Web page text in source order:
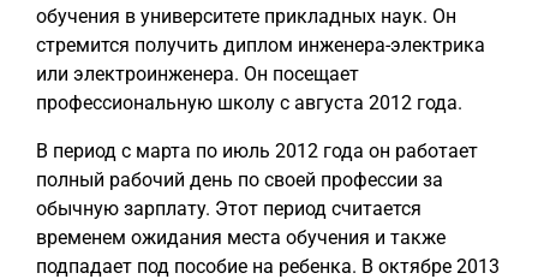
обучения в университете прикладных наук. Он
стремится получить диплом инженера-электрика
или электроинженера. Он посещает
профессиональную школу с августа 2012 года.
В период с марта по июль 2012 года он работает
полный рабочий день по своей профессии за
обычную зарплату. Этот период считается
временем ожидания места обучения и также
подпадает под пособие на ребенка. В октябре 2013